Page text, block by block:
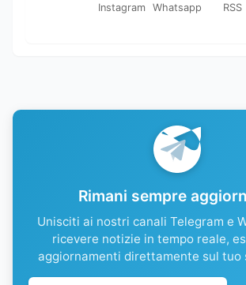
Instagram Whatsapp RSS
Rimani sempre
Unisciti ai nostri canali Telegram e
ricevere notizie in tempo reale,
aggiornamenti direttamente sul tuo